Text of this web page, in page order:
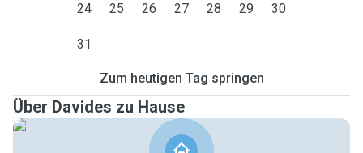
24 25 26 27 28 29 30
31
Zum heutigen Tag springen
Über Davides zu Hause